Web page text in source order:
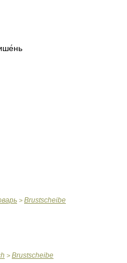
> Brustscheibe
> Brustscheibe